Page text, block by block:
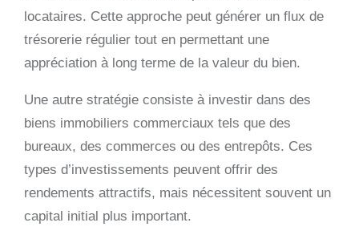
locataires. Cette approche peut générer un flux de
trésorerie régulier tout en permettant une
appréciation à long terme de la valeur du bien.
Une autre stratégie consiste à investir dans des
biens immobiliers commerciaux tels que des
bureaux, des commerces ou des entrepôts. Ces
types d’investissements peuvent offrir des
rendements attractifs, mais nécessitent souvent un
capital initial plus important.